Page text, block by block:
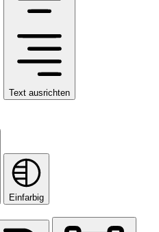
Text ausrichten
Einfarbig